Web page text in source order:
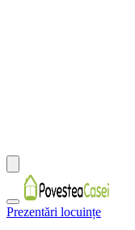
Prezentări locuințe